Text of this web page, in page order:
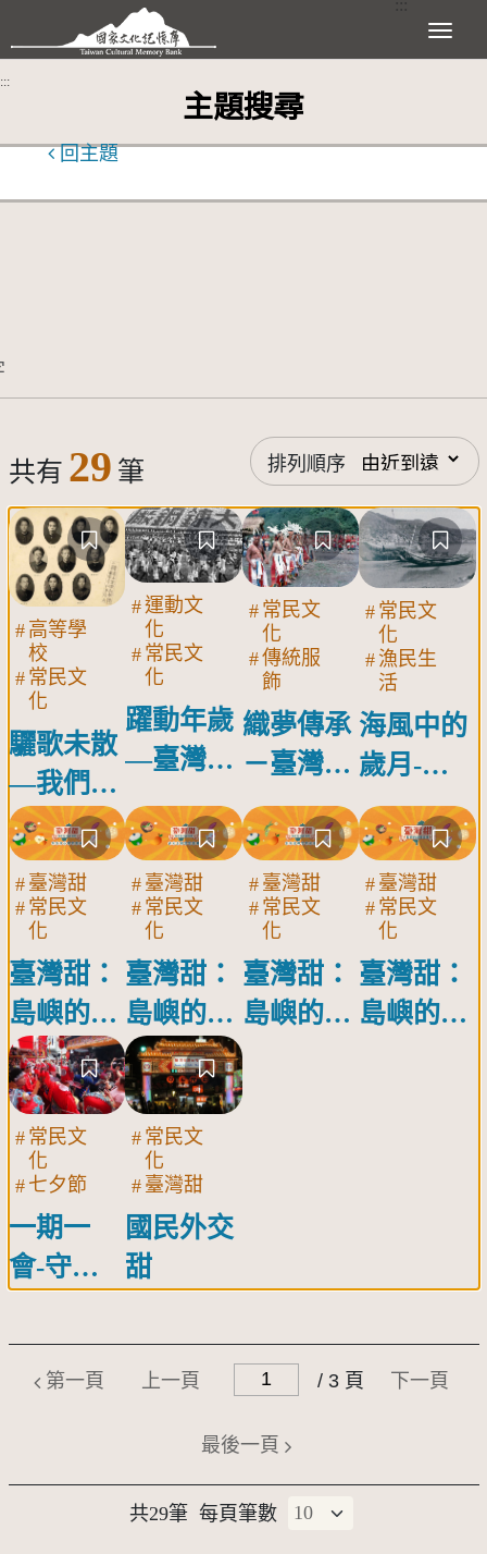
跳到主要內容區塊 展開選單
:::
回主題
主題搜尋
共有 29 筆 排列順序
關
詞
高等學
校
常民文
化
驪歌未散
—我們的
畢業紀念
關
詞
運動文
化
常民文
化
躍動年歲
—臺灣運
動參與者
的身影與
記憶
關
詞
常民文
化
傳統服
飾
織夢傳承
－臺灣原
住民族的
服飾文化
關
詞
常民文
化
漁民生
活
海風中的
歲月-臺
灣漁民的
日常與傳
承
關
鍵
臺灣甜
常民文
化
臺灣甜：
島嶼的甜
蜜滋味一
「刻在我
心裡的甜
蜜」
關
鍵
臺灣甜
常民文
化
臺灣甜：
島嶼的甜
蜜滋味一
「舌尖上
的富庶滋
味」
關
鍵
臺灣甜
常民文
化
臺灣甜：
島嶼的甜
蜜滋味一
「臺灣甜
關
鍵
臺灣甜
常民文
化
臺灣甜：
島嶼的甜
關
詞
常民文
化
七夕節
一期一
會-守護
媽
關
詞
常民文
化
臺灣甜
國民外交
甜
第一頁 上一頁 / 3 頁 下一頁
最後一頁
共29筆 每頁筆數